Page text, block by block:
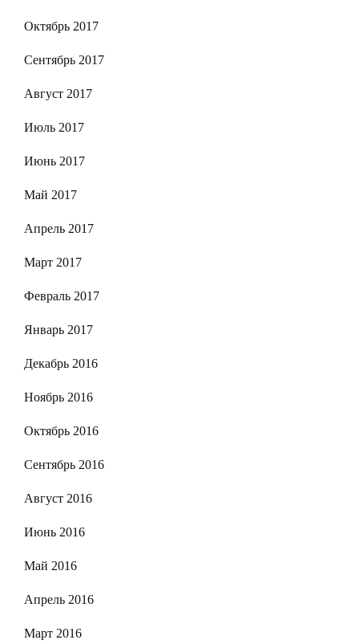
Октябрь 2017
Сентябрь 2017
Август 2017
Июль 2017
Июнь 2017
Май 2017
Апрель 2017
Март 2017
Февраль 2017
Январь 2017
Декабрь 2016
Ноябрь 2016
Октябрь 2016
Сентябрь 2016
Август 2016
Июнь 2016
Май 2016
Апрель 2016
Март 2016